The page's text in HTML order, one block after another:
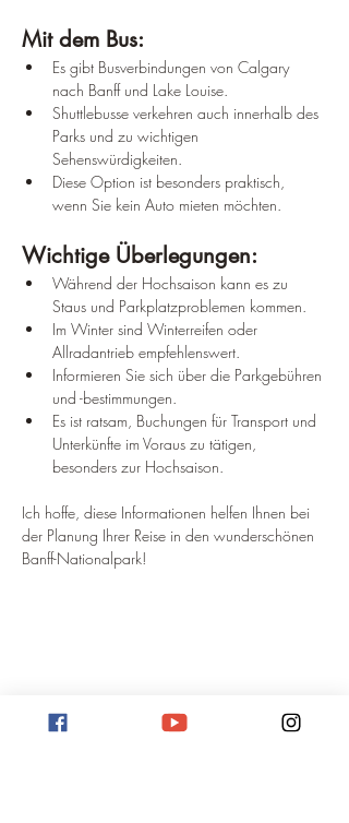
Mit dem Bus:
Es gibt Busverbindungen von Calgary
nach Banff und Lake Louise.
Shuttlebusse verkehren auch innerhalb des
Parks und zu wichtigen
Sehenswürdigkeiten.
Diese Option ist besonders praktisch,
wenn Sie kein Auto mieten möchten.
Wichtige Überlegungen:
Während der Hochsaison kann es zu
Staus und Parkplatzproblemen kommen.
Im Winter sind Winterreifen oder
Allradantrieb empfehlenswert.
Informieren Sie sich über die Parkgebühren
und -bestimmungen.
Es ist ratsam, Buchungen für Transport und
Unterkünfte im Voraus zu tätigen,
besonders zur Hochsaison.
Ich hoffe, diese Informationen helfen Ihnen bei
der Planung Ihrer Reise in den wunderschönen
Banff-Nationalpark!